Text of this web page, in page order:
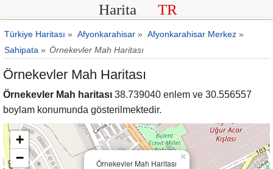
Harita TR
Türkiye Haritası » Afyonkarahisar » Afyonkarahisar Merkez »
Sahipata » Örnekevler Mah Haritası
Örnekevler Mah Haritası
Örnekevler Mah haritası 38.739040 enlem ve 30.556557
boylam konumunda gösterilmektedir.
Örnekevler Mah Haritası
×
+
−